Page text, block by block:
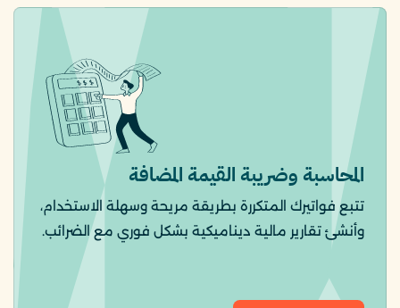
المحاسبة وضريبة القيمة المضافة
تتبع فواتيرك المتكررة بطريقة مريحة وسهلة الاستخدام،
وأنشئ تقارير مالية ديناميكية بشكل فوري مع الضرائب.